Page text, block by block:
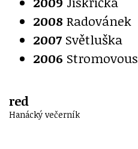
2008 Radovánek
2007 Světluška
2006 Stromovous
red
Hanácký večerník